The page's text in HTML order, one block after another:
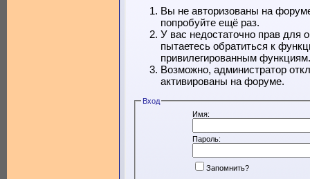
Вы не авторизованы на
попробуйте ещё раз.
У вас недостаточно прав для
пытаетесь обратиться к
привилегированным функциям.
Возможно, администратор
активированы на форуме.
Вход
Имя:
Пароль:
Запомнить?